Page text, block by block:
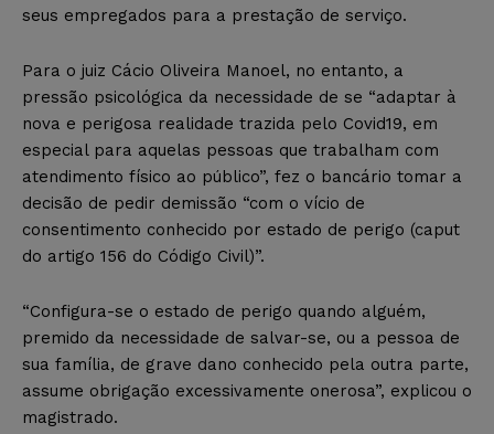
seus empregados para a prestação de serviço.
Para o juiz Cácio Oliveira Manoel, no entanto, a
pressão psicológica da necessidade de se “adaptar à
nova e perigosa realidade trazida pelo Covid19, em
especial para aquelas pessoas que trabalham com
atendimento físico ao público”, fez o bancário tomar a
decisão de pedir demissão “com o vício de
consentimento conhecido por estado de perigo (caput
do artigo 156 do Código Civil)”.
“Configura-se o estado de perigo quando alguém,
premido da necessidade de salvar-se, ou a pessoa de
sua família, de grave dano conhecido pela outra parte,
assume obrigação excessivamente onerosa”, explicou o
magistrado.